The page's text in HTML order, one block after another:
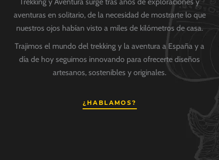
aventuras en solitario, de la necesidad de mostrarte lo que
nuestros ojos habían visto a miles de kilómetros de casa.
Trajimos el mundo del trekking y la aventura a España y a
día de hoy seguimos innovando para ofrecerte diseños
artesanos, sostenibles y originales.
¿HABLAMOS?